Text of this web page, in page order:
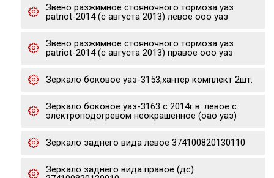
Звено разжимное стояночного тормоза уаз
patriot-2014 (с августа 2013) левое ооо уаз
Звено разжимное стояночного тормоза уаз
patriot-2014 (с августа 2013) правое ооо уаз
Зеркало боковое уаз-3153,хантер комплект 2шт.
Зеркало боковое уаз-3163 с 2014г.в. левое с
электроподогревом неокрашенное (оао уаз)
Зеркало заднего вида левое 374100820130110
Зеркало заднего вида правое (дс)